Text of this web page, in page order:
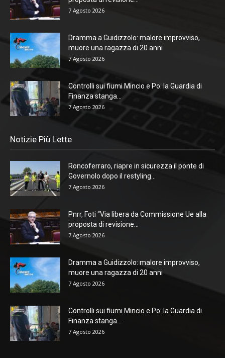
7 Agosto 2026
Dramma a Guidizzolo: malore improvviso,
muore una ragazza di 20 anni
7 Agosto 2026
Controlli sui fiumi Mincio e Po: la Guardia di
Finanza stanga...
7 Agosto 2026
Notizie Più Lette
Roncoferraro, riapre in sicurezza il ponte di
Governolo dopo il restyling...
7 Agosto 2026
Pnrr, Foti “Via libera da Commissione Ue alla
proposta di revisione...
7 Agosto 2026
Dramma a Guidizzolo: malore improvviso,
muore una ragazza di 20 anni
7 Agosto 2026
Controlli sui fiumi Mincio e Po: la Guardia di
Finanza stanga...
7 Agosto 2026